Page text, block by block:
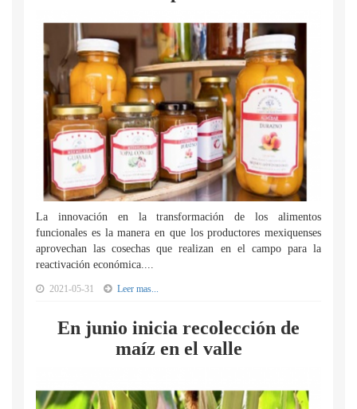
La innovación en la transformación de los alimentos
funcionales es la manera en que los productores mexiquenses
aprovechan las cosechas que realizan en el campo para la
reactivación económica....
2021-05-31 Leer mas...
En junio inicia recolección de
maíz en el valle